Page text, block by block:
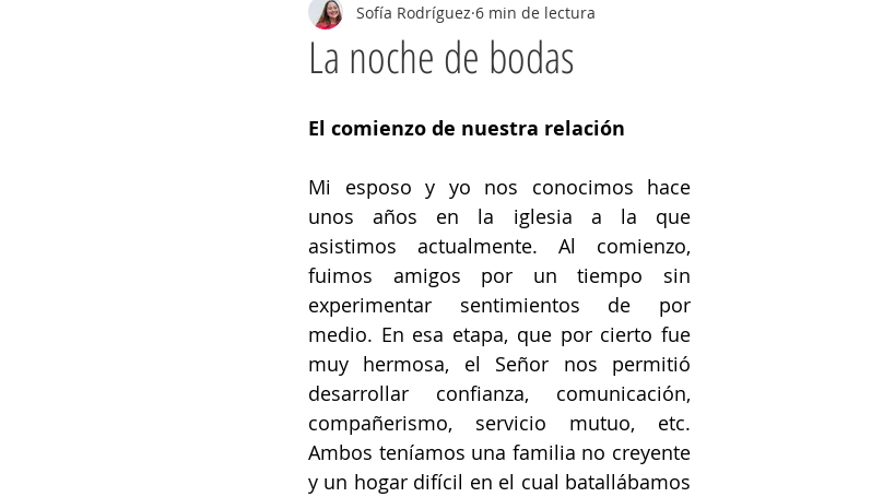
La noche de bodas
Sofía Rodríguez 6 min de lectura
El comienzo de nuestra relación
Mi esposo y yo nos conocimos hace
unos años en la iglesia a la que
asistimos actualmente. Al comienzo,
fuimos amigos por un tiempo sin
experimentar sentimientos de por
medio. En esa etapa, que por cierto fue
muy hermosa, el Señor nos permitió
desarrollar confianza, comunicación,
compañerismo, servicio mutuo, etc.
Ambos teníamos una familia no creyente
y un hogar difícil en el cual batallábamos